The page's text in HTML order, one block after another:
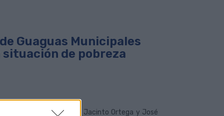
Guaguas Municipales
de pobreza
de Gran Canaria, Jacinto Ortega y José